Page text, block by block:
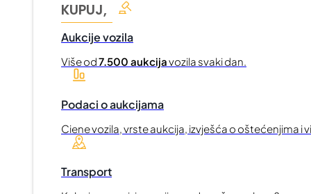
KUPUJ,
Aukcije vozila
Više od7.500 aukcijavozila svaki dan.
Podaci o aukcijama
Ciene vozila, vrste aukcija, izvješća o oštećenjima i
Transport